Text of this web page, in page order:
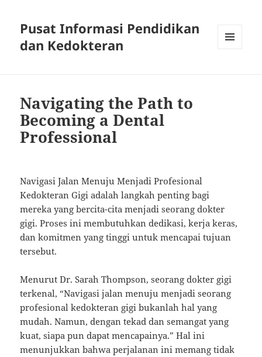
Pusat Informasi Pendidikan
dan Kedokteran
Navigating the Path to
Becoming a Dental
Professional
Navigasi Jalan Menuju Menjadi Profesional
Kedokteran Gigi adalah langkah penting bagi
mereka yang bercita-cita menjadi seorang dokter
gigi. Proses ini membutuhkan dedikasi, kerja keras,
dan komitmen yang tinggi untuk mencapai tujuan
tersebut.
Menurut Dr. Sarah Thompson, seorang dokter gigi
terkenal, “Navigasi jalan menuju menjadi seorang
profesional kedokteran gigi bukanlah hal yang
mudah. Namun, dengan tekad dan semangat yang
kuat, siapa pun dapat mencapainya.” Hal ini
menunjukkan bahwa perjalanan ini memang tidak